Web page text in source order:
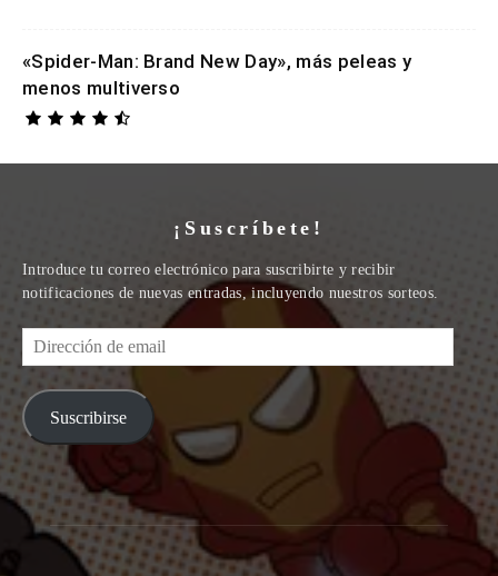
«Spider-Man: Brand New Day», más peleas y
menos multiverso
¡Suscríbete!
Introduce tu correo electrónico para suscribirte y recibir
notificaciones de nuevas entradas, incluyendo nuestros sorteos.
Dirección
de
email
Suscribirse